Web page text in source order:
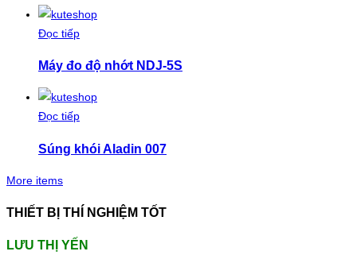
Đọc tiếp
Máy đo độ nhớt NDJ-5S
Đọc tiếp
Súng khói Aladin 007
More items
THIẾT BỊ THÍ NGHIỆM TỐT
LƯU THỊ YẾN